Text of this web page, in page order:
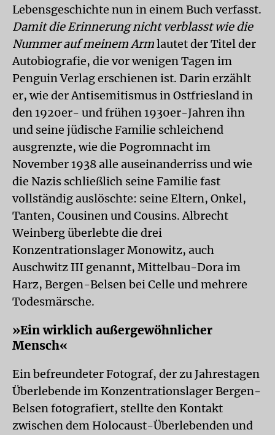
Lebensgeschichte nun in einem Buch verfasst.
Damit die Erinnerung nicht verblasst wie die
Nummer auf meinem Armlautet der Titel der
Autobiografie, die vor wenigen Tagen im
Penguin Verlag erschienen ist. Darin erzählt
er, wie der Antisemitismus in Ostfriesland in
den 1920er- und frühen 1930er-Jahren ihn
und seine jüdische Familie schleichend
ausgrenzte, wie die Pogromnacht im
November 1938 alle auseinanderriss und wie
die Nazis schließlich seine Familie fast
vollständig auslöschte: seine Eltern, Onkel,
Tanten, Cousinen und Cousins. Albrecht
Weinberg überlebte die drei
Konzentrationslager Monowitz, auch
Auschwitz III genannt, Mittelbau-Dora im
Harz, Bergen-Belsen bei Celle und mehrere
Todesmärsche.
»Ein wirklich außergewöhnlicher
Mensch«
Ein befreundeter Fotograf, der zu Jahrestagen
Überlebende im Konzentrationslager Bergen-
Belsen fotografiert, stellte den Kontakt
zwischen dem Holocaust-Überlebenden und